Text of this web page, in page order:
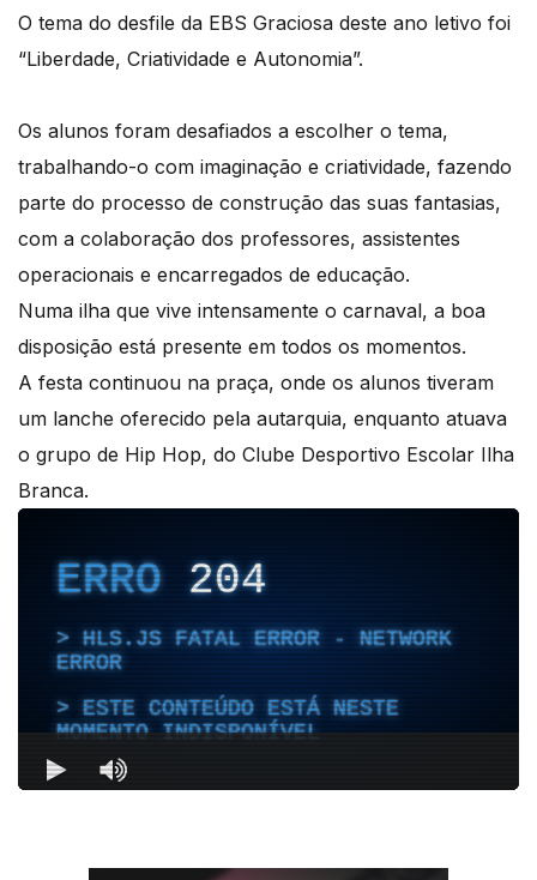
O tema do desfile da EBS Graciosa deste ano letivo foi
“Liberdade, Criatividade e Autonomia”.
Os alunos foram desafiados a escolher o tema,
trabalhando-o com imaginação e criatividade, fazendo
parte do processo de construção das suas fantasias,
com a colaboração dos professores, assistentes
operacionais e encarregados de educação.
Numa ilha que vive intensamente o carnaval, a boa
disposição está presente em todos os momentos.
A festa continuou na praça, onde os alunos tiveram
um lanche oferecido pela autarquia, enquanto atuava
o grupo de Hip Hop, do Clube Desportivo Escolar Ilha
Branca.